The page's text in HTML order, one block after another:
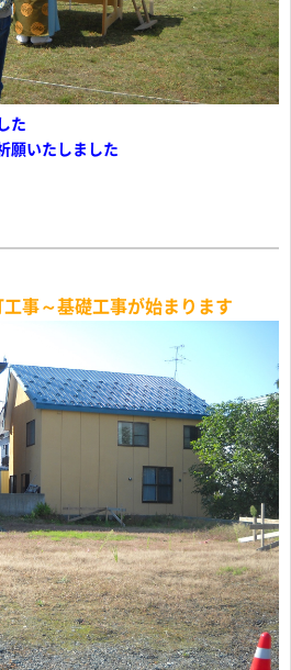
た
願いたしました
事～基礎工事が始まります